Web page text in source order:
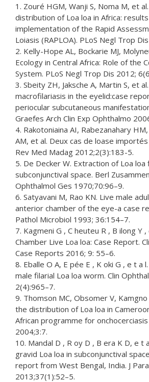
1. Zouré HGM, Wanji S, Noma M, et
distribution of Loa loa in Africa:
implementation of the Rapid
Loiasis (RAPLOA). PLoS Negl Trop
2. Kelly-Hope AL, Bockarie MJ,
Ecology in Central Africa: Role of the
System. PLoS Negl Trop Dis 2012;
3. Sbeity ZH, Jaksche A, Martin S, et
macrofilariasis in the eyelid:case
periocular subcutaneous
Graefes Arch Clin Exp Ophthalmo
4. Rakotoniaina AI, Rabezanahary
AM, et al. Deux cas de loase
Rev Med Madag 2012;2(3):183-5.
5. De Decker W. Extraction of Loa
subconjunctival space. Berl
Ophthalmol Ges 1970;70:96–9.
6. Satyavani M, Rao KN. Live male
anterior chamber of the eye-a case
Pathol Microbiol 1993; 36:154–7.
7. Kagmeni G , C heuteu R , B ilong Y
Chamber Live Loa loa: Case Report.
Case Reports 2016; 9: 55–6.
8. Eballe O A, E pée E , K oki G , e t a
male filarial Loa loa worm. Clin
2(4):965–7.
9. Thomson MC, Obsomer V,
the distribution of Loa loa in
African programme for onchocerciasis
2004;3:7.
10. Mandal D , R oy D , B era K D, e t
gravid Loa loa in subconjunctival
report from West Bengal, India. J
2013;37(1):52–5.